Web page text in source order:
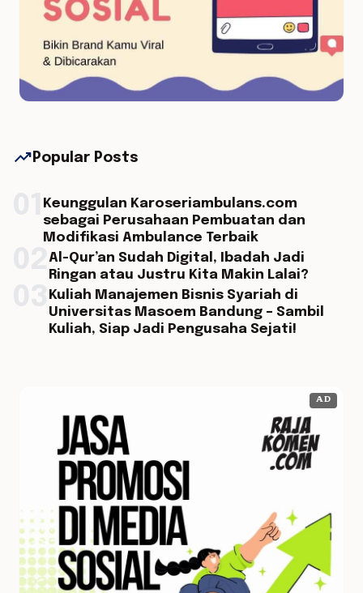
trending_up Popular Posts
Keunggulan Karoseriambulans.com
sebagai Perusahaan Pembuatan dan
Modifikasi Ambulance Terbaik
Al-Qur’an Sudah Digital, Ibadah Jadi
Ringan atau Justru Kita Makin Lalai?
Kuliah Manajemen Bisnis Syariah di
Universitas Masoem Bandung – Sambil
Kuliah, Siap Jadi Pengusaha Sejati!
AD